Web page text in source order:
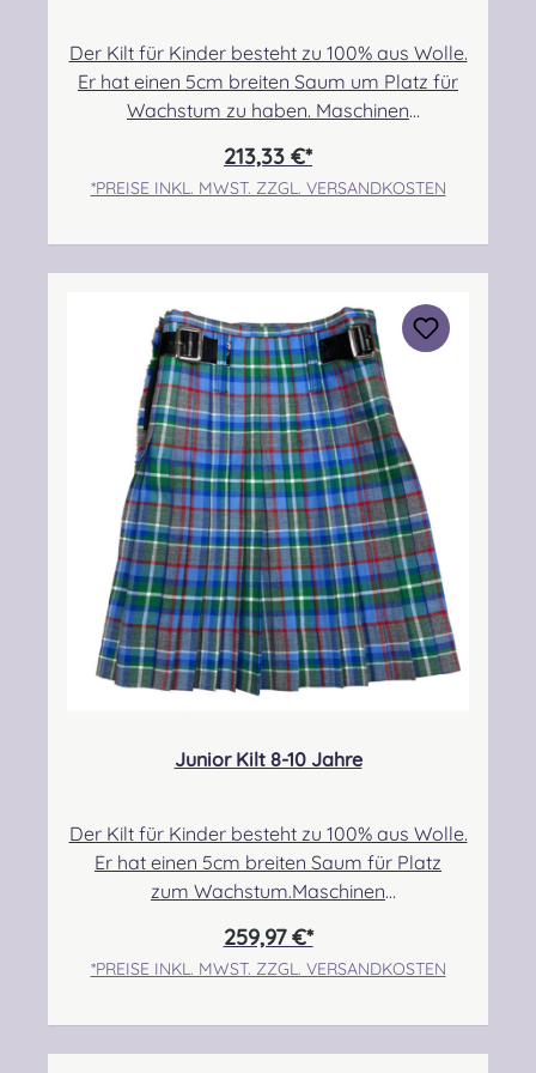
Der Kilt für Kinder besteht zu 100% aus Wolle.
Er hat einen 5cm breiten Saum um Platz für
Wachstum zu haben. Maschinen
55,88cm-60,96cmHüfte: 63,50cm-
68,58cmLänge max.: 43,18cm+5,08cm
Works North Street Forfar Scotland DD8
3BN Kontakt:
info@strathmorewoollen.co.uk Verantwortlic
he Person: Nieswiec & Zeh Easy Piping &
Drumming Gbr, Gabelsbergerstraße 27,
32425 Minden Kontakt:
kontakt@easypipinganddrumming.com
213,33 €*
*PREISE INKL. MWST. ZZGL. VERSANDKOSTEN
Junior Kilt 8-10 Jahre
Der Kilt für Kinder besteht zu 100% aus Wolle.
Er hat einen 5cm breiten Saum für Platz
zum Wachstum.Maschinen
63,50cm-71,12cmHüfte: 73,66cm-
78,74cmLänge max.: 50,80cm+5,08cm Saum
259,97 €*
*PREISE INKL. MWST. ZZGL. VERSANDKOSTEN